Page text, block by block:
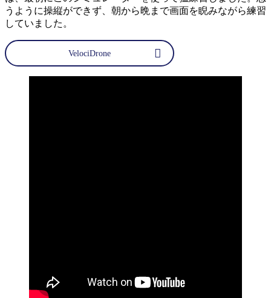
うように操縦ができず、朝から晩まで画面を睨みながら練習
していました。
VelociDrone